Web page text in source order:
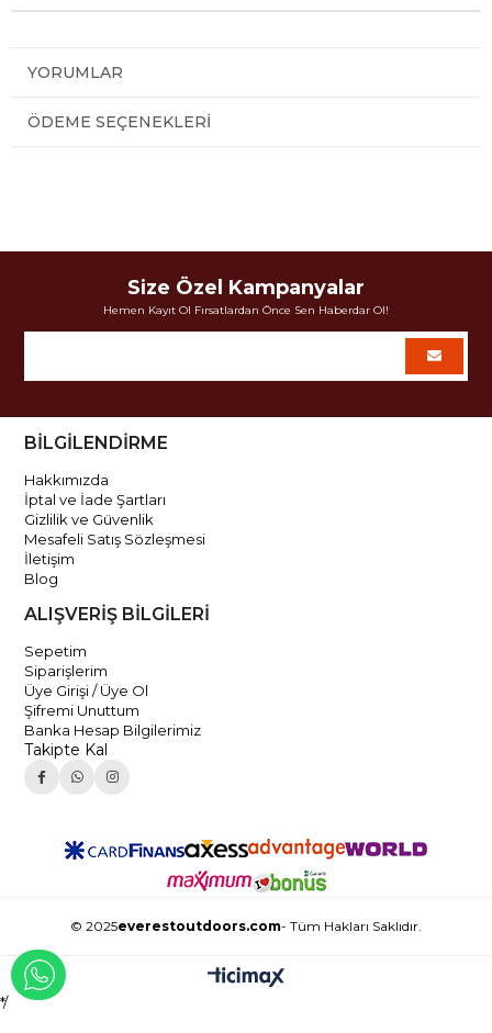
YORUMLAR
ÖDEME SEÇENEKLERI
Size Özel Kampanyalar
Hemen Kayıt Ol Fırsatlardan Önce Sen Haberdar Ol!
BİLGİLENDİRME
Hakkımızda
İptal ve İade Şartları
Gizlilik ve Güvenlik
Mesafeli Satış Sözleşmesi
İletişim
Blog
ALIŞVERİŞ BİLGİLERİ
Sepetim
Siparişlerim
Üye Girişi / Üye Ol
Şifremi Unuttum
Banka Hesap Bilgilerimiz
Takipte Kal
© 2025everestoutdoors.com- Tüm Hakları Saklıdır.
*/
WHATSAPP İLE İLETİŞİME GEÇ